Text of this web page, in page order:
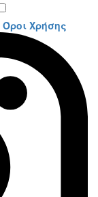
Όροι Χρήσης